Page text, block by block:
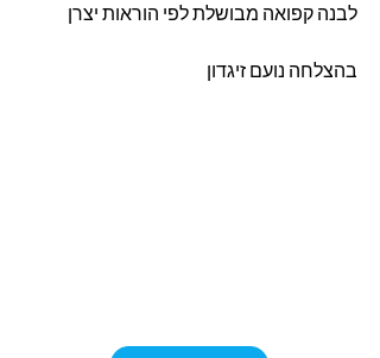
לבנה קפואה מבושלת לפי הוראות יצרן
בהצלחה נועם זיגדון